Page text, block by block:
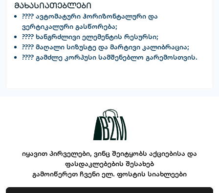
მახასიათებლები
???? ავტომატური ჰორიზონტალური და
ვერტიკალური გასწორება;
???? ხანგრძლივი ელემენტის რესურსი;
???? მაღალი სიზუსტე და მარტივი კალიბრაცია;
???? გამძლე კორპუსი სამშენებლო გარემოსთვის.
იყავით პირველები, ვინც შეიტყობს აქციებისა და
ფასდაკლებების შესახებ
გამოიწერეთ ჩვენი ელ. ფოსტის სიახლეები